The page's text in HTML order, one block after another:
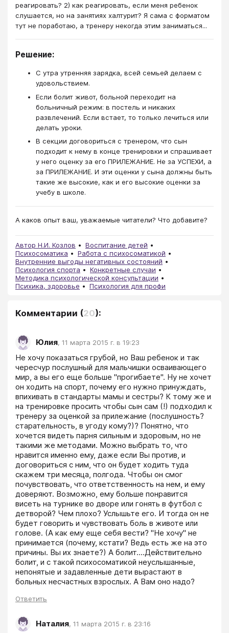
реагировать? 2) как реагировать, если меня ребенок
слушается, но на занятиях халтурит? Я сама с форматом
тут не поработаю, а тренеру некогда этим заниматься...
Решение:
С утра утренняя зарядка, всей семьей делаем с
удовольствием.
Если болит живот, больной переходит на
больничный режим: в постель и никаких
развлечений. Если встает, то только лечиться или
делать уроки.
В секции договориться с тренером, что сын
подходит к нему в конце тренировки и спрашивает
у него оценку за его ПРИЛЕЖАНИЕ. Не за УСПЕХИ, а
за ПРИЛЕЖАНИЕ. И эти оценки у сына должны быть
такие же высокие, как и его высокие оценки за
учебу в школе.
А каков опыт ваш, уважаемые читатели? Что добавите?
Автор Н.И. Козлов
Воспитание детей
Психосоматика
Работа с психосоматикой
Внутренние выгоды негативных состояний
Психология спорта
Конкретные случаи
Методика психологической консультации
Психика, здоровье
Психология для профи
Комментарии (20):
Юлия, 11 марта 2015 г. в 19:23
Не хочу показаться грубой, но Ваш ребенок и так
чересчур послушный для мальчишки осваивающего
мир, а вы его еще больше "прогибаете". Ну не хочет
он ходить на спорт, почему его нужно принуждать,
впихивать в стандарты мамы и сестры? К тому же и
на тренировке просить чтобы сын сам (!) подходил к
тренеру за оценкой за прилежание (послушность?
старательность, в угоду кому?)? Понятно, что
хочется видеть парня сильным и здоровым, но не
такими же методами. Можно выбрать то, что
нравится именно ему, даже если Вы против, и
договориться с ним, что он будет ходить туда
скажем три месяца, полгода. Чтобы он смог
почувствовать, что ответственность на нем, и ему
доверяют. Возможно, ему больше понравится
висеть на турнике во дворе или гонять в футбол с
детворой? Чем плохо? Услышьте его. И тогда он не
будет говорить и чувствовать боль в животе или
голове. (А как ему еще себя вести? "Не хочу" не
принимается (почему, кстати? Ведь есть же на это
причины. Вы их знаете?) А болит....Действительно
болит, и с такой психосоматикой неуслышанные,
непонятые и задавленные дети вырастают в
больных несчастных взрослых. А Вам оно надо?
Ответить
Наталия, 11 марта 2015 г. в 23:16